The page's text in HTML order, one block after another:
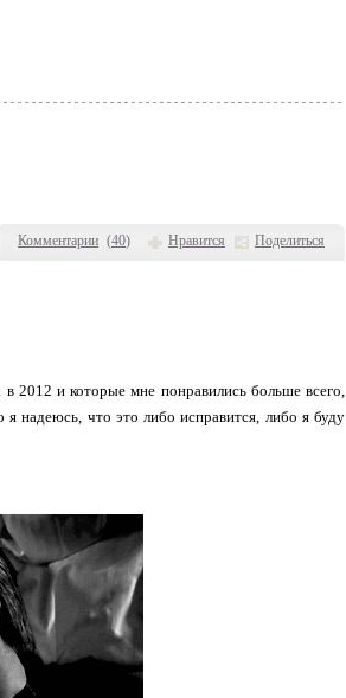
Комментарии (40) Нравится Поделиться
2012 и которые мне понравились больше всего,
надеюсь, что это либо исправится, либо я буду